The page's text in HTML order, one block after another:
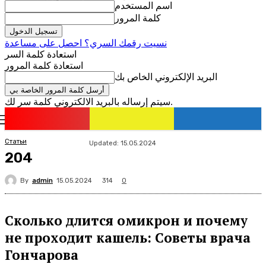
اسم المستخدم
كلمة المرور
نسيت رقمك السري؟ احصل على مساعدة
استعادة كلمة السر
استعادة كلمة المرور
البريد الإلكتروني الخاص بك
سيتم إرساله بالبريد الالكتروني كلمة سر لك.
Статьи Updated: 15.05.2024
204
By admin 15.05.2024 314 0
Сколько длится омикрон и почему
не проходит кашель: Советы врача
Гончарова